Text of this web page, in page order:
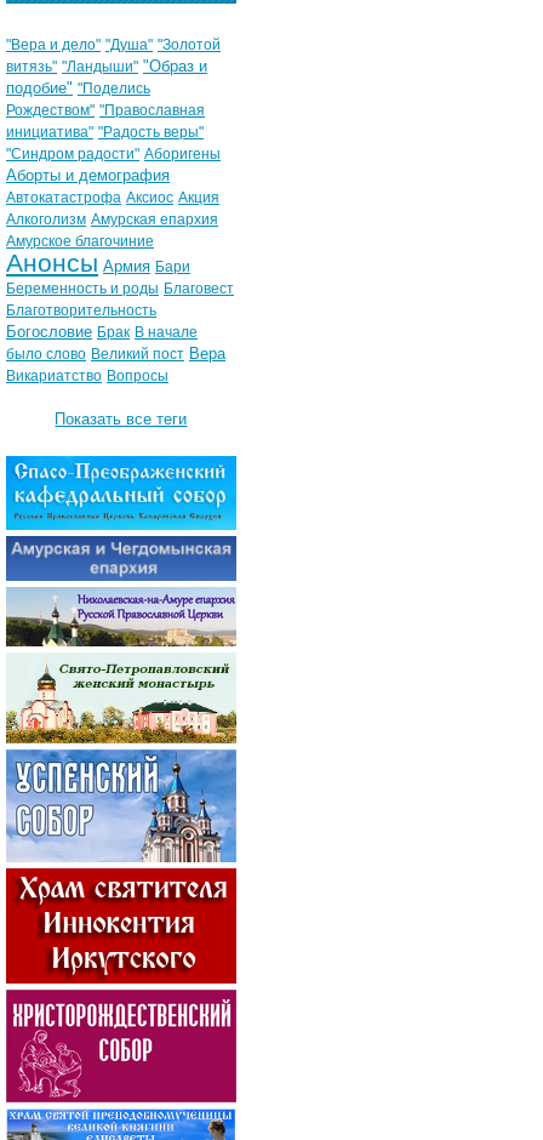
"Вера и дело" "Душа" "Золотой
витязь" "Ландыши" "Образ и
подобие" "Поделись
Рождеством" "Православная
инициатива" "Радость веры"
"Синдром радости" Аборигены
Аборты и демография
Автокатастрофа Аксиос Акция
Алкоголизм Амурская епархия
Амурское благочиние
Анонсы Армия Бари
Беременность и роды Благовест
Благотворительность
Богословие Брак В начале
было слово Великий пост Вера
Викариатство Вопросы
Показать все теги